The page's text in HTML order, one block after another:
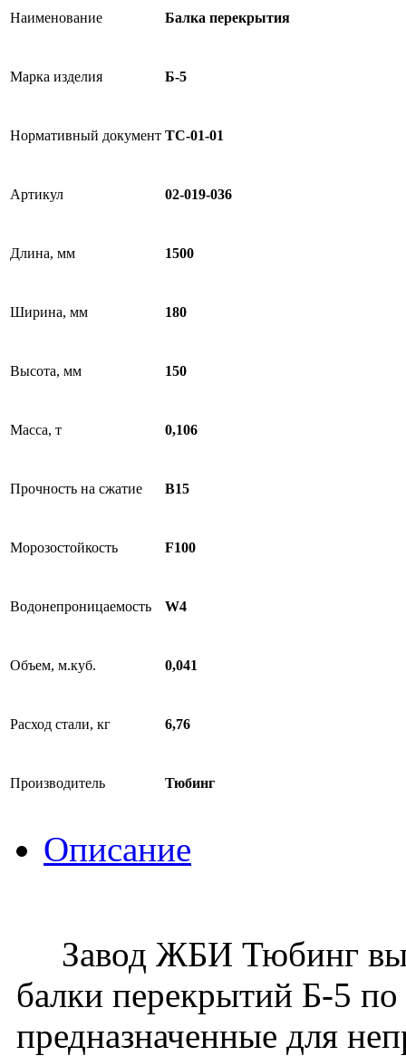
Наименование Балка перекрытия
Марка изделия Б-5
Нормативный документ ТС-01-01
Артикул 02-019-036
Длина, мм 1500
Ширина, мм 180
Высота, мм 150
Масса, т 0,106
Прочность на сжатие B15
Морозостойкость F100
Водонепроницаемость W4
Объем, м.куб. 0,041
Расход стали, кг 6,76
Производитель Тюбинг
Описание
Завод ЖБИ Тюбинг
балки перекрытий Б-5
предназначенные для